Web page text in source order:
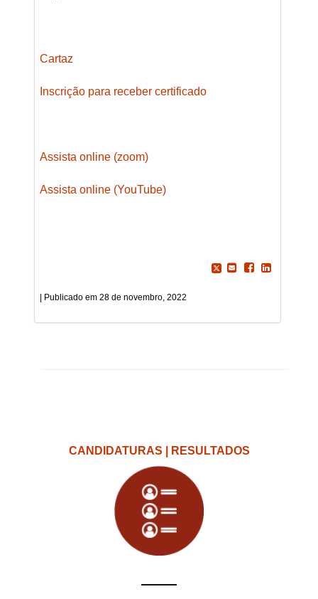
Cartaz
Inscrição para receber certificado
Assista online (zoom)
Assista online (YouTube)
28 de novembro, 2022
CANDIDATURAS | RESULTADOS